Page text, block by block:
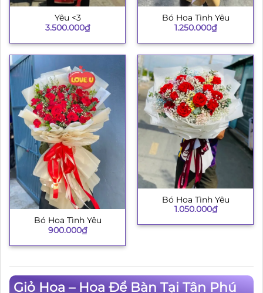
Yêu <3
3.500.000₫
Bó Hoa Tình Yêu
1.250.000₫
Bó Hoa Tình Yêu
900.000₫
Bó Hoa Tình Yêu
1.050.000₫
Giỏ Hoa – Hoa Để Bàn Tại Tân Phú